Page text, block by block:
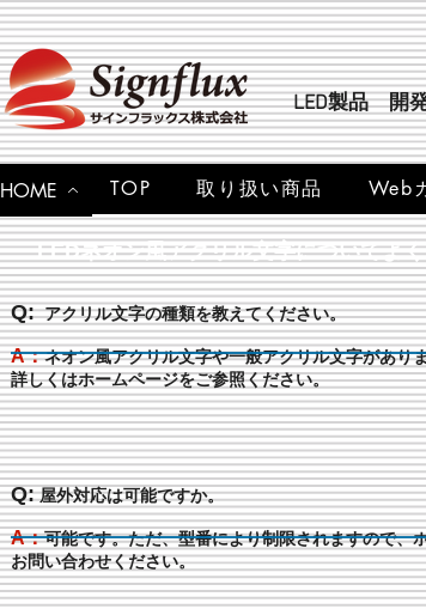
LED製品 開
HOME TOP 取り扱い商品 Web
LEDネオン風アクリル文字についてよ
Q:アクリル文字の種類を教えてください。
A：ネオン風アクリル文字や一般アクリル文字があり
詳しくはホームページをご参照ください。
Q:屋外対応は可能ですか。
A：可能です。ただ、型番により制限されますので、
お問い合わせください。